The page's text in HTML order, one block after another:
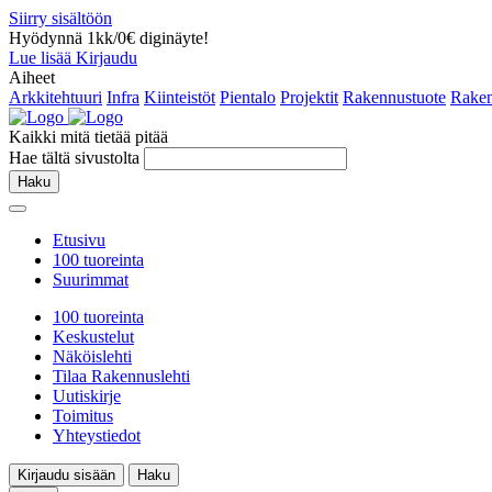
Siirry sisältöön
Hyödynnä 1kk/0€ diginäyte!
Lue lisää Kirjaudu
Aiheet
Arkkitehtuuri Infra Kiinteistöt Pientalo Projektit Rakennustuote
Kaikki mitä tietää pitää
Hae tältä sivustolta
Haku
Etusivu
100 tuoreinta
Suurimmat
100 tuoreinta
Keskustelut
Näköislehti
Tilaa Rakennuslehti
Uutiskirje
Toimitus
Yhteystiedot
Kirjaudu sisään
Haku